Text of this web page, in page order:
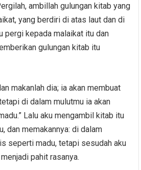
ambillah gulungan kitab yang
yang berdiri di atas laut dan di
pergi kepada malaikat itu dan
gulungan kitab itu
makanlah dia; ia akan membuat
di dalam mulutmu ia akan
Lalu aku mengambil kitab itu
dan memakannya: di dalam
seperti madu, tetapi sesudah aku
pahit rasanya.